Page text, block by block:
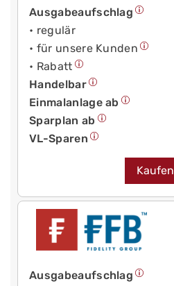
Ausgabeaufschlag
• regulär
• für unsere Kunden
• Rabatt
Handelbar
Einmalanlage ab
Sparplan ab
VL-Sparen
Kaufen
Ausgabeaufschlag